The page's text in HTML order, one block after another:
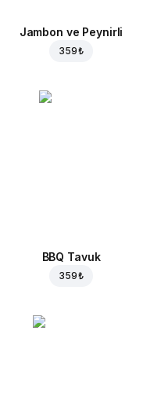
Jambon ve Peynirli
359 ₺
BBQ Tavuk
359 ₺